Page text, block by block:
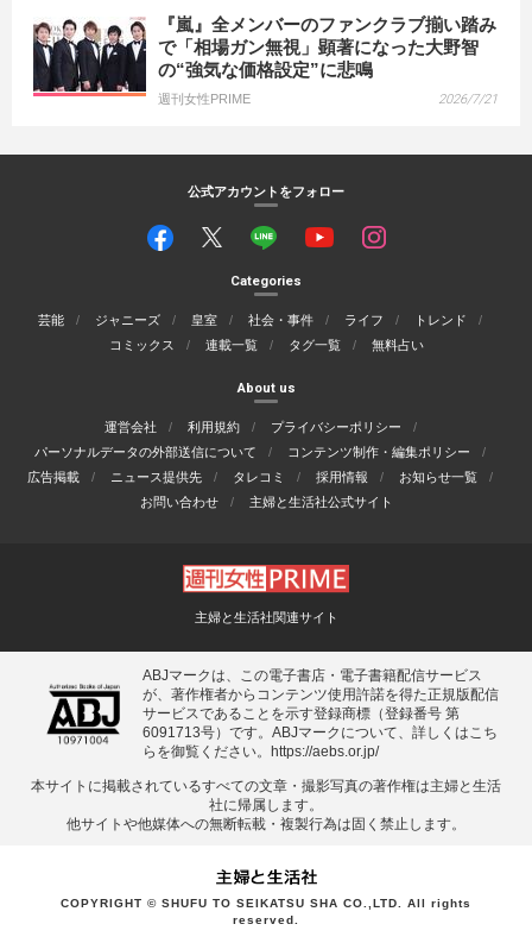
『嵐』全メンバーのファンクラブ揃い踏み
で「相場ガン無視」顕著になった大野智
の“強気な価格設定”に悲鳴
週刊女性PRIME 2026/7/21
公式アカウントをフォロー
Categories
芸能 ジャニーズ 皇室 社会・事件 ライフ
トレンド
コミックス
連載一覧 タグ一覧 無料占い
About us
運営会社 利用規約
プライバシーポリシー
パーソナルデータの外部送信について
コンテンツ制作・編集ポリシー
広告掲載
ニュース提供先 タレコミ 採用情報
お知らせ一覧
お問い合わせ
主婦と生活社公式サイト
主婦と生活社関連サイト
ABJマークは、この電子書店・電子書籍配信サービス
が、著作権者からコンテンツ使用許諾を得た正規版配信
サービスであることを示す登録商標（登録番号 第
6091713号）です。ABJマークについて、詳しくはこち
らを御覧ください。
https://aebs.or.jp/
本サイトに掲載されているすべての⽂章・撮影写真の著作権は主婦と⽣活
社に帰属します。
他サイトや他媒体への無断転載・複製⾏為は固く禁⽌します。
COPYRIGHT © SHUFU TO SEIKATSU SHA CO.,LTD. All rights
reserved.